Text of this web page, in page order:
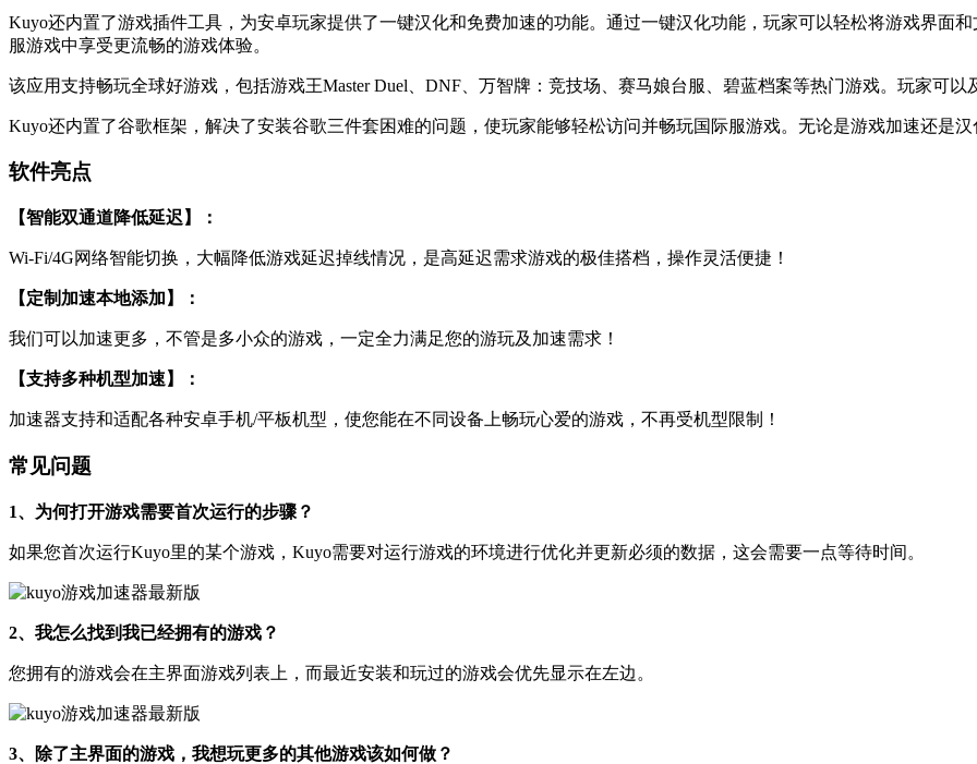
Kuyo还内置了游戏插件工具，为安卓玩家提供了一键汉化和免费加速的功能。通过一键汉化功能，玩家可以轻松将游戏界面
服游戏中享受更流畅的游戏体验。
该应用支持畅玩全球好游戏，包括游戏王Master Duel、DNF、万智牌：竞技场、赛马娘台服、碧蓝档案等热门游戏。玩家可
Kuyo还内置了谷歌框架，解决了安装谷歌三件套困难的问题，使玩家能够轻松访问并畅玩国际服游戏。无论是游戏加速还是
软件亮点
【智能双通道降低延迟】：
Wi-Fi/4G网络智能切换，大幅降低游戏延迟掉线情况，是高延迟需求游戏的极佳搭档，操作灵活便捷！
【定制加速本地添加】：
我们可以加速更多，不管是多小众的游戏，一定全力满足您的游玩及加速需求！
【支持多种机型加速】：
加速器支持和适配各种安卓手机/平板机型，使您能在不同设备上畅玩心爱的游戏，不再受机型限制！
常见问题
1、为何打开游戏需要首次运行的步骤？
如果您首次运行Kuyo里的某个游戏，Kuyo需要对运行游戏的环境进行优化并更新必须的数据，这会需要一点等待时间。
2、我怎么找到我已经拥有的游戏？
您拥有的游戏会在主界面游戏列表上，而最近安装和玩过的游戏会优先显示在左边。
3、除了主界面的游戏，我想玩更多的其他游戏该如何做？